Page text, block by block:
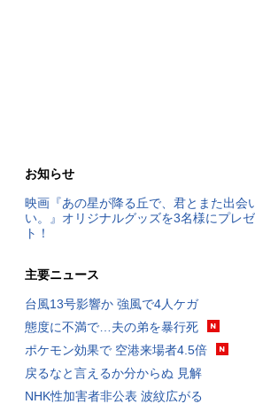
お知らせ
映画『あの星が降る丘で、君とまた出会
い。』オリジナルグッズを3名様にプレ
ト！
主要ニュース
台風13号影響か 強風で4人ケガ
態度に不満で…夫の弟を暴行死
ポケモン効果で 空港来場者4.5倍
戻るなと言えるか分からぬ 見解
NHK性加害者非公表 波紋広がる